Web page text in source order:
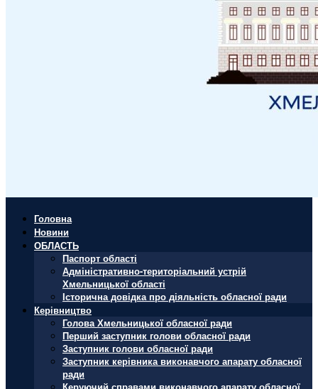
Головна
Новини
ОБЛАСТЬ
Паспорт області
Адміністративно-територіальний устрій
Хмельницької області
Історична довідка про діяльність обласної ради
Керівництво
Голова Хмельницької обласної ради
Перший заступник голови обласної ради
Заступник голови обласної ради
Заступник керівника виконавчого апарату обласної
ради